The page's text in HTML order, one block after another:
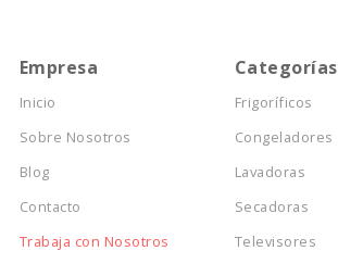
Empresa
Inicio
Sobre Nosotros
Blog
Contacto
Trabaja con Nosotros
Categorías
Frigoríficos
Congeladores
Lavadoras
Secadoras
Televisores